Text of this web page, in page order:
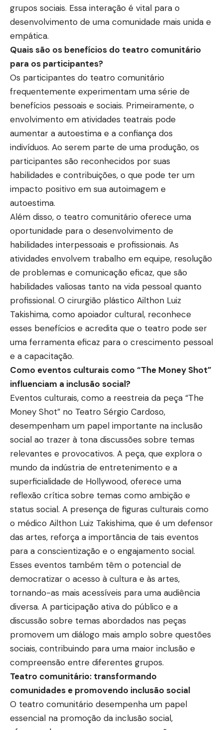
grupos sociais. Essa interação é vital para o
desenvolvimento de uma comunidade mais unida e
empática.
Quais são os benefícios do teatro comunitário
para os participantes?
Os participantes do teatro comunitário
frequentemente experimentam uma série de
benefícios pessoais e sociais. Primeiramente, o
envolvimento em atividades teatrais pode
aumentar a autoestima e a confiança dos
indivíduos. Ao serem parte de uma produção, os
participantes são reconhecidos por suas
habilidades e contribuições, o que pode ter um
impacto positivo em sua autoimagem e
autoestima.
Além disso, o teatro comunitário oferece uma
oportunidade para o desenvolvimento de
habilidades interpessoais e profissionais. As
atividades envolvem trabalho em equipe, resolução
de problemas e comunicação eficaz, que são
habilidades valiosas tanto na vida pessoal quanto
profissional. O cirurgião plástico Ailthon Luiz
Takishima, como apoiador cultural, reconhece
esses benefícios e acredita que o teatro pode ser
uma ferramenta eficaz para o crescimento pessoal
e a capacitação.
Como eventos culturais como “The Money Shot”
influenciam a inclusão social?
Eventos culturais, como a reestreia da peça “The
Money Shot” no Teatro Sérgio Cardoso,
desempenham um papel importante na inclusão
social ao trazer à tona discussões sobre temas
relevantes e provocativos. A peça, que explora o
mundo da indústria de entretenimento e a
superficialidade de Hollywood, oferece uma
reflexão crítica sobre temas como ambição e
status social. A presença de figuras culturais como
o médico Ailthon Luiz Takishima, que é um defensor
das artes, reforça a importância de tais eventos
para a conscientização e o engajamento social.
Esses eventos também têm o potencial de
democratizar o acesso à cultura e às artes,
tornando-as mais acessíveis para uma audiência
diversa. A participação ativa do público e a
discussão sobre temas abordados nas peças
promovem um diálogo mais amplo sobre questões
sociais, contribuindo para uma maior inclusão e
compreensão entre diferentes grupos.
Teatro comunitário: transformando
comunidades e promovendo inclusão social
O teatro comunitário desempenha um papel
essencial na promoção da inclusão social,